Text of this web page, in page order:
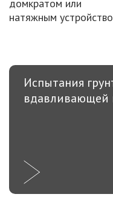
домкратом или
натяжным
Испытания
вдавливающей